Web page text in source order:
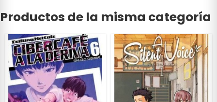
Productos de la misma categoría